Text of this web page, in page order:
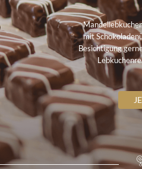
mit
Besichtigung